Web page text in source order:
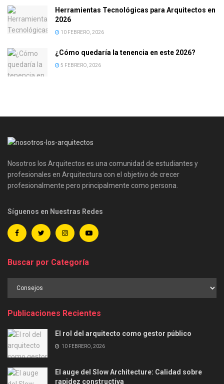
Herramientas Tecnológicas para Arquitectos en
2026
10 FEBRERO, 2026
¿Cómo quedaría la tenencia en este 2026?
5 FEBRERO, 2026
Nosotros los Arquitectos es una comunidad de estudiantes y
profesionales en Arquitectura con el objetivo de crecer
profesionalmente pero principalmente como persona.
Síguenos en Nuestras Redes
Buscar por Categoría
Publicaciones Recientes
El rol del arquitecto como gestor público
10 FEBRERO, 2026
El auge del Slow Architecture: Calidad sobre
rapidez constructiva